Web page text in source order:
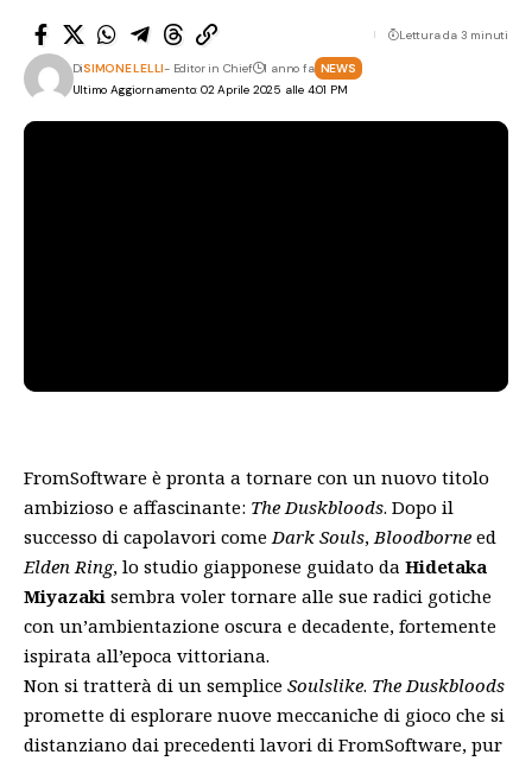
Ultimo Aggiornamento: 02 Aprile 2025 alle 4:01 PM
DiSIMONE LELLI- Editor in Chief 1 anno fa NEWS
Lettura da 3 minuti
FromSoftware è pronta a tornare con un nuovo titolo
ambizioso e affascinante: The Duskbloods. Dopo il
successo di capolavori comeDark Souls,Bloodborne ed
Elden Ring, lo studio giapponese guidato da Hidetaka
Miyazaki sembra voler tornare alle sue radici gotiche
con un’ambientazione oscura e decadente, fortemente
ispirata all’epoca vittoriana.
Non si tratterà di un semplice Soulslike. The Duskbloods
promette di esplorare nuove meccaniche di gioco che si
distanziano dai precedenti lavori di FromSoftware, pur